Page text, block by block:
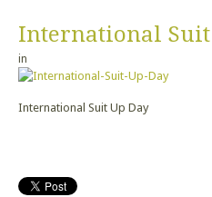
International Suit
in
International Suit Up Day